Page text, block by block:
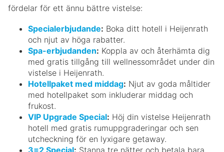
fördelar för ett ännu bättre vistelse:
Specialerbjudande: Boka ditt hotell i Heijenrath
och njut av höga rabatter.
Spa-erbjudanden: Koppla av och återhämta dig
med gratis tillgång till wellnessområdet under din
vistelse i Heijenrath.
Hotellpaket med middag: Njut av goda måltider
med hotellpaket som inkluderar middag och
frukost.
VIP Upgrade Special: Höj din vistelse Heijenrath
hotell med gratis rumuppgraderingar och sen
utcheckning för en lyxigare getaway.
3=2 Special: Stanna tre nätter och betala bara